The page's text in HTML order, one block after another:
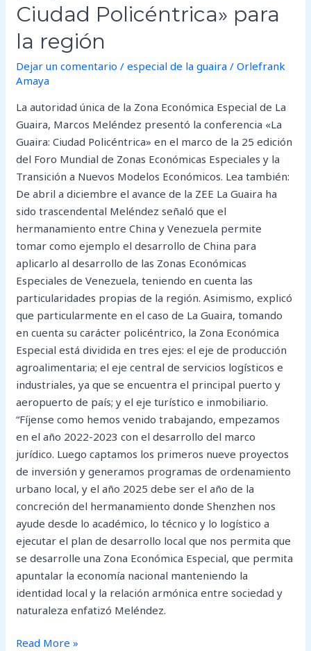
Ciudad Policéntrica» para
la región
Dejar un comentario /especial de la guaira /Orlefrank
Amaya
La autoridad única de la Zona Económica Especial de La
Guaira, Marcos Meléndez presentó la conferencia «La
Guaira: Ciudad Policéntrica» en el marco de la 25 edición
del Foro Mundial de Zonas Económicas Especiales y la
Transición a Nuevos Modelos Económicos. Lea también:
De abril a diciembre el avance de la ZEE La Guaira ha
sido trascendental Meléndez señaló que el
hermanamiento entre China y Venezuela permite
tomar como ejemplo el desarrollo de China para
aplicarlo al desarrollo de las Zonas Económicas
Especiales de Venezuela, teniendo en cuenta las
particularidades propias de la región. Asimismo, explicó
que particularmente en el caso de La Guaira, tomando
en cuenta su carácter policéntrico, la Zona Económica
Especial está dividida en tres ejes: el eje de producción
agroalimentaria; el eje central de servicios logísticos e
industriales, ya que se encuentra el principal puerto y
aeropuerto de país; y el eje turístico e inmobiliario.
“Fíjense como hemos venido trabajando, empezamos
en el año 2022-2023 con el desarrollo del marco
jurídico. Luego captamos los primeros nueve proyectos
de inversión y generamos programas de ordenamiento
urbano local, y el año 2025 debe ser el año de la
concreción del hermanamiento donde Shenzhen nos
ayude desde lo académico, lo técnico y lo logístico a
ejecutar el plan de desarrollo local que nos permita que
se desarrolle una Zona Económica Especial, que permita
apuntalar la economía nacional manteniendo la
identidad local y la relación armónica entre sociedad y
naturaleza enfatizó Meléndez.
la
región
Read More »